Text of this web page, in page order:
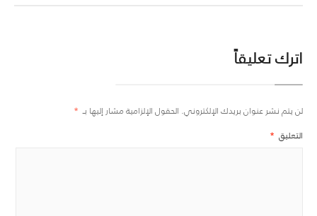
اترك تعليقاً
لن يتم نشر عنوان بريدك الإلكتروني. الحقول الإلزامية مشار إليها بـ *
التعليق *